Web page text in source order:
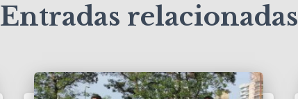
Entradas relacionadas